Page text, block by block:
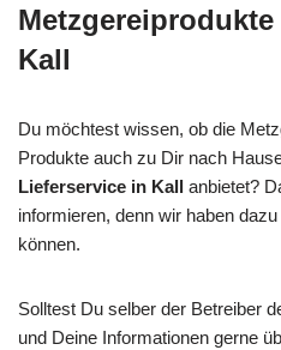
Kall
Du möchtest wissen, ob die
Produkte auch zu Dir nach
Lieferservice in Kall anbietet?
informieren, denn wir haben
können.
Solltest Du selber der Betreiber
und Deine Informationen gerne